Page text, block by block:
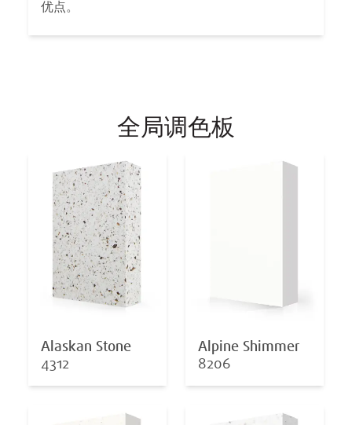
优点。
全局调色板
Alaskan Stone
4312
Alpine Shimmer
8206